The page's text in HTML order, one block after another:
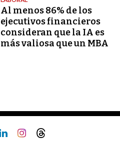
Al menos 86% de los
ejecutivos financieros
consideran que la IA es
más valiosa que un MBA